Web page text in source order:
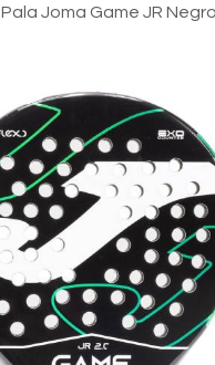
Pala Joma Game JR